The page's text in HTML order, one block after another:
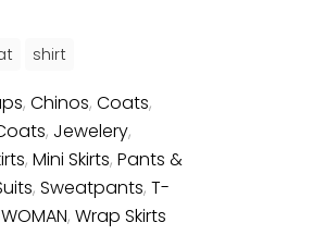
shirt
, Chinos, Coats,
, Jewelery,
, Mini Skirts, Pants &
, Sweatpants, T-
WOMAN, Wrap Skirts